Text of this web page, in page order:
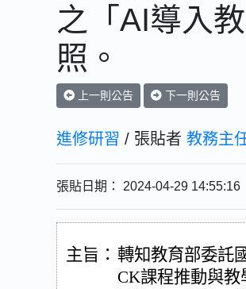
之「AI導入
照。
上一則公告 下一則公告
進修研習 / 張貼者 教務主
張貼日期： 2024-04-29
主旨： 轉知教育部委託
CK課程推動與